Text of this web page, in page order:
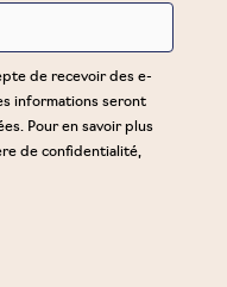
de recevoir des e-
informations seront
Pour en savoir plus
de confidentialité,